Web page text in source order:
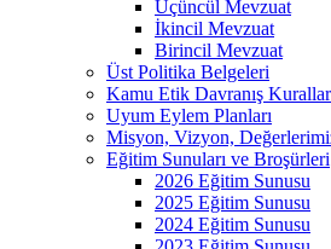
Üçüncül Mevzuat
İkincil Mevzuat
Birincil Mevzuat
Üst Politika Belgeleri
Kamu Etik Davranış
Uyum Eylem Planları
Misyon, Vizyon,
Eğitim Sunuları ve Broşürleri
2026 Eğitim Sunusu
2025 Eğitim Sunusu
2024 Eğitim Sunusu